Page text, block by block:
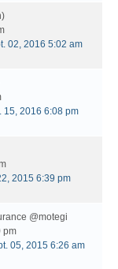
02, 2016 5:02 am
15, 2016 6:08 pm
2015 6:39 pm
@motegi
pm
05, 2015 6:26 am